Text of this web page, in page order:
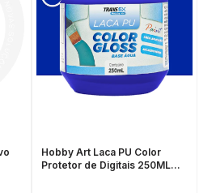
Hobby Art Laca PU Color
Protetor de Digitais 250ML